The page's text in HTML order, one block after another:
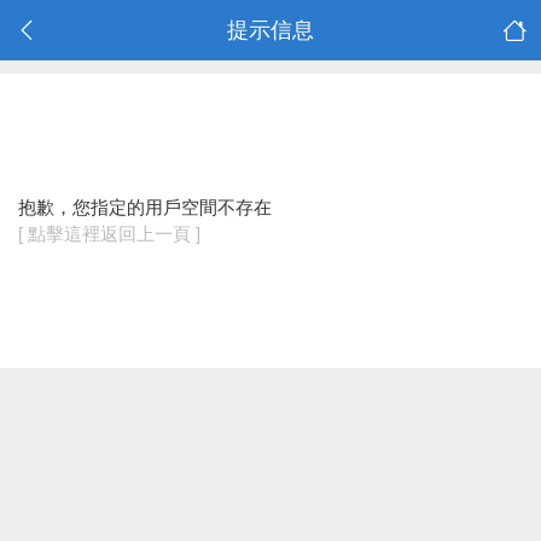
提示信息
抱歉，您指定的用戶空間不存在
[ 點擊這裡返回上一頁 ]